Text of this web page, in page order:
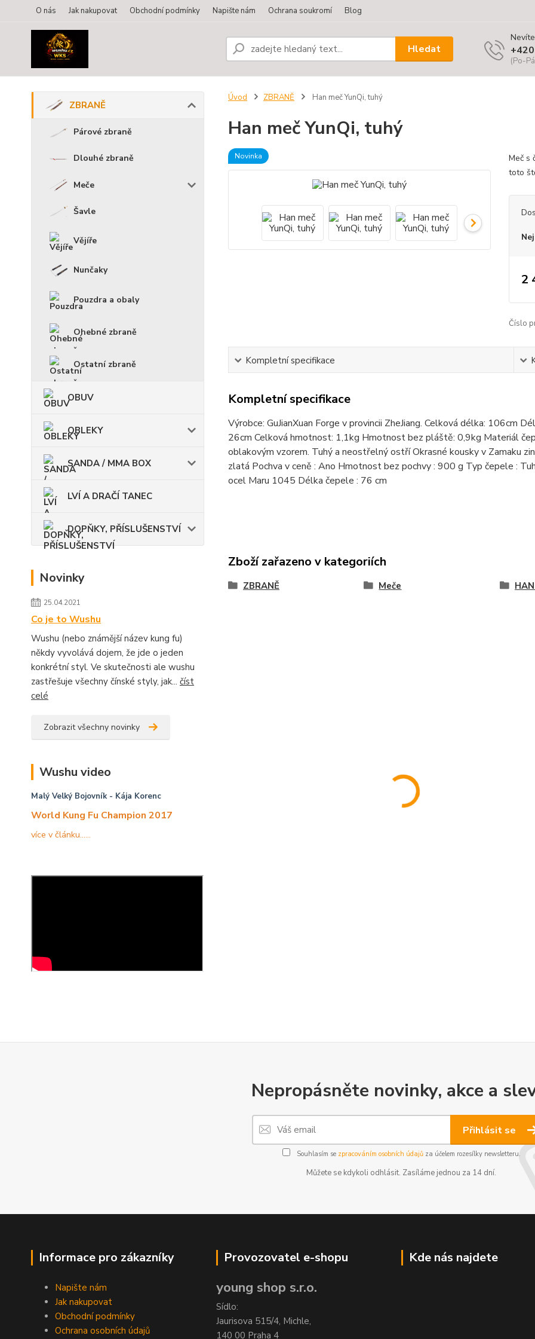
O nás Jak nakupovat Obchodní podmínky Napište nám Ochrana soukromí Blog
Hledat
(Po-
ZBRANĚ
Párové zbraně
Dlouhé zbraně
Meče
Šavle
Vějíře
Nunčaky
Pouzdra a obaly
Ohebné zbraně
Ostatní zbraně
OBUV
OBLEKY
SANDA / MMA BOX
LVÍ A DRAČÍ TANEC
DOPŇKY, PŘÍSLUŠENSTVÍ
Novinky
25.04.2021
Co je to Wushu
Wushu (nebo známější název kung fu)
někdy vyvolává dojem, že jde o jeden
konkrétní styl. Ve skutečnosti ale wushu
zastřešuje všechny čínské styly, jak... číst
celé
Zobrazit všechny novinky
Wushu video
Malý Velký Bojovník- Kája Korenc
World Kung Fu Champion 2017
více v článku......
Úvod ZBRANĚ Han meč YunQi, tuhý
Han meč YunQi, tuhý
Novinka
Meč s
toto
2
Číslo
Kompletní specifikace
Kompletní specifikace
Výrobce: GuJianXuan Forge v provincii ZheJiang. Celková délka: 106cm
26cm Celková hmotnost: 1,1kg Hmotnost bez pláště: 0,9kg Materiál
oblakovým vzorem. Tuhý a neostřelný ostří Okrasné kousky v Zamaku
zlatá Pochva v ceně : Ano Hmotnost bez pochvy : 900 g Typ čepele :
ocel Maru 1045 Délka čepele : 76 cm
Zboží zařazeno v kategoriích
ZBRANĚ Meče
Nepropásněte novinky, akce a
Přihlásit se
Souhlasím se zpracováním osobních údajůza účelem rozesílky newsletteru.
Můžete se kdykoli odhlásit. Zasíláme jednou za 14 dní.
Informace pro zákazníky
Napište nám
Jak nakupovat
Obchodní podmínky
Ochrana osobních údajů
Provozovatel e-shopu
young shop s.r.o.
Sídlo:
Jaurisova 515/4, Michle,
140 00 Praha 4
Kde nás najdete